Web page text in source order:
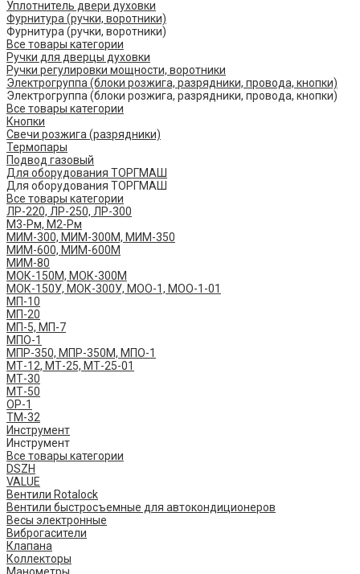
Уплотнитель двери духовки
Фурнитура (ручки, воротники)
Фурнитура (ручки, воротники)
Все товары категории
Ручки для дверцы духовки
Ручки регулировки мощности, воротники
Электрогруппа (блоки розжига, разрядники, провода, кнопки)
Электрогруппа (блоки розжига, разрядники, провода, кнопки)
Все товары категории
Кнопки
Свечи розжига (разрядники)
Термопары
Подвод газовый
Для оборудования ТОРГМАШ
Для оборудования ТОРГМАШ
Все товары категории
ЛР-220, ЛР-250, ЛР-300
М3-Рм, М2-Рм
МИМ-300, МИМ-300М, МИМ-350
МИМ-600, МИМ-600М
МИМ-80
МОК-150М, МОК-300М
МОК-150У, МОК-300У, МОО-1, МОО-1-01
МП-10
МП-20
МП-5, МП-7
МПО-1
МПР-350, МПР-350М, МПО-1
МТ-12, МТ-25, МТ-25-01
МТ-30
МТ-50
ОР-1
ТМ-32
Инструмент
Инструмент
Все товары категории
DSZH
VALUE
Вентили Rotalock
Вентили быстросъемные для автокондиционеров
Весы электронные
Виброгасители
Клапана
Коллекторы